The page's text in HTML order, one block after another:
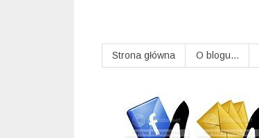
Strona główna O blogu...